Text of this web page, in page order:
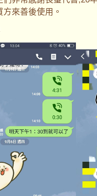
來善後使用。